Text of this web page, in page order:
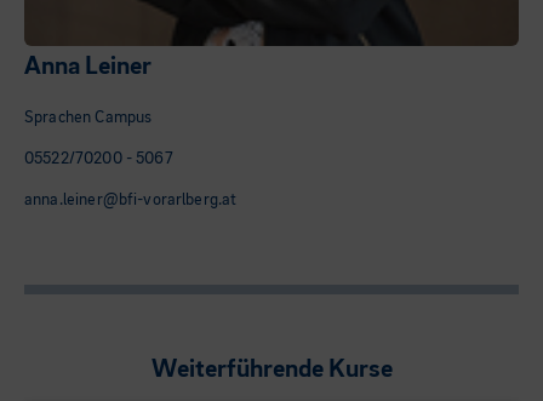
Anna Leiner
Sprachen Campus
05522/70200 - 5067
anna.leiner@bfi-vorarlberg.at
Weiterführende Kurse